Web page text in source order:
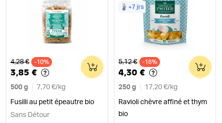
Ancien prix
4,28 € -10%
3,85 €
500 g 7,70 €/ kg
Fusilli au petit épeautre bio
0
Sans Détour
+7 jrs
Ancien prix
5,12 € -16%
4,30 €
250 g 17,20 €/ kg
Ravioli chèvre affiné et thym
bio
0